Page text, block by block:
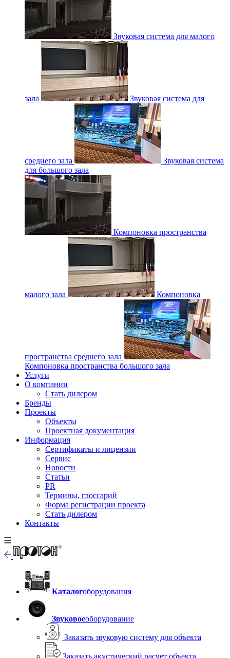
Звуковая система для малого
зала Звуковая система для
среднего зала
Звуковая система
для большого зала
Компоновка пространства
малого зала Компоновка
пространства среднего зала
Компоновка пространства большого зала
Услуги
О компании
Стать дилером
Бренды
Проекты
Объекты
Проектная документация
Информация
Сертификаты и лицензии
Сервис
Новости
Статьи
PR
Термины, глоссарий
Форма регистрации проекта
Стать дилером
Контакты
Каталогоборудования
Звуковоеоборудование
Заказать звуковую систему для объекта
Заказать акустический расчет объекта